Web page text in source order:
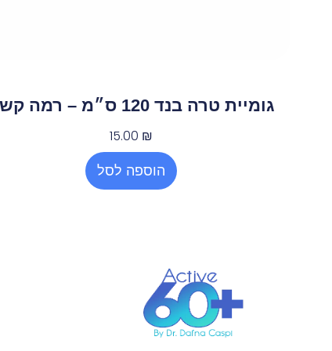
גומיית טרה בנד 120 ס״מ – רמה קשה
15.00 ₪
הוספה לסל